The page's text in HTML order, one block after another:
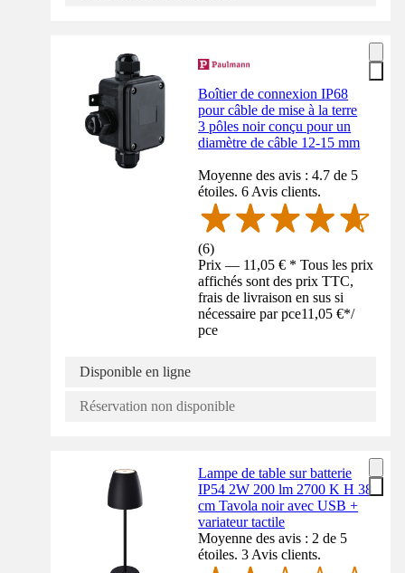
Boîtier de connexion IP68
pour câble de mise à la terre
3 pôles noir conçu pour un
diamètre de câble 12-15 mm
Moyenne des avis : 4.7 de 5
étoiles. 6 Avis clients.
(6)
Prix — 11,05 € * Tous les prix
affichés sont des prix TTC,
frais de livraison en sus si
nécessaire par pce11,05 €*/
pce
Disponible en ligne
Réservation non disponible
Lampe de table sur batterie
IP54 2W 200 lm 2700 K H 38
cm Tavola noir avec USB +
variateur tactile
Moyenne des avis : 2 de 5
étoiles. 3 Avis clients.